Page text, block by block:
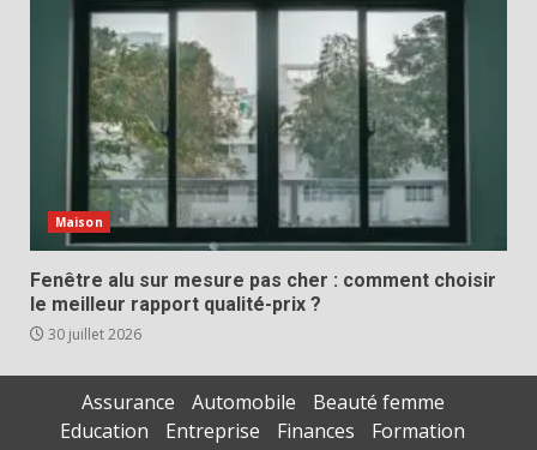
Maison
Fenêtre alu sur mesure pas cher : comment choisir
le meilleur rapport qualité-prix ?
30 juillet 2026
Assurance Automobile
Beauté femme
Education
Entreprise Finances
Formation